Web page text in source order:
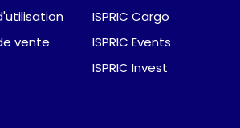
vente
ISPRIC Cargo
ISPRIC Events
ISPRIC Invest